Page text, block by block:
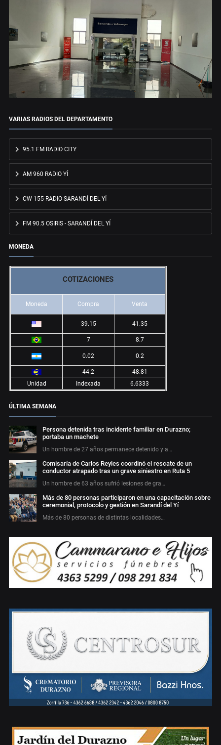
VARIAS RADIOS DEL DEPARTAMENTO
95.1 FM RADIO CITY
AM 960 RADIO YÍ
CW 155 RADIO SARANDÍ DEL YÍ
FM 90.5 OSIRIS - SARANDÍ DEL YÍ
MONEDA
COTIZACIONES
Moneda Compra Venta
39.15 41.35
7 8.7
0.02 0.2
44.2
48.81
Unidad
Indexada 6.6333
ÚLTIMA SEMANA
Persona detenida tras incidente familiar en Durazno;
portaba un machete
Un hombre de 27 años permanece detenido y a…
Comisaría de Carlos Reyles coordinó el rescate de un
conductor atrapado tras un grave siniestro en Ruta 5
Un hombre de 63 años sufrió lesiones de gra…
Más de 80 personas participaron en una capacitación sobre
ceremonial, protocolo y gestión en Sarandí del Yí
Más de 80 personas de distintas localidades…